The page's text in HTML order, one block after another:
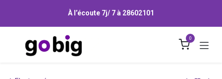
À l’écoute 7j/ 7 à 28602101
0